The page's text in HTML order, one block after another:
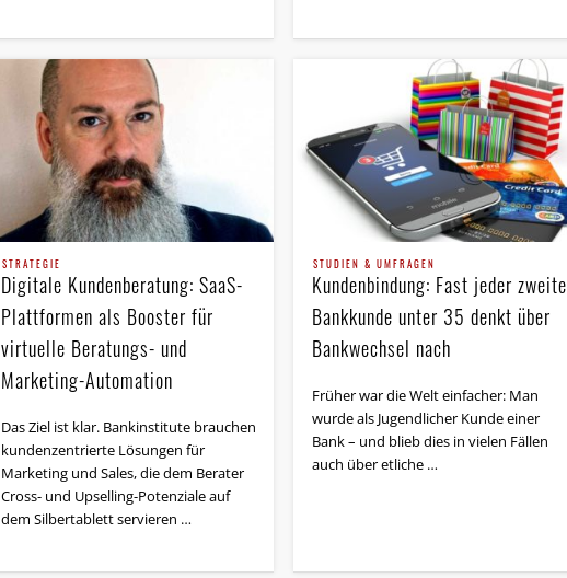
STRATEGIE
Digitale Kundenberatung: SaaS-
Plattformen als Booster für
virtuelle Beratungs- und
Marketing-Automation
Das Ziel ist klar. Bankinstitute brauchen
kundenzentrierte Lösungen für
Marketing und Sales, die dem Berater
Cross- und Upselling-Potenziale auf
dem Silbertablett servieren …
STUDIEN & UMFRAGEN
Kundenbindung: Fast jeder zweite
Bankkunde unter 35 denkt über
Bankwechsel nach
Früher war die Welt einfacher: Man
wurde als Jugendlicher Kunde einer
Bank – und blieb dies in vielen Fällen
auch über etliche …